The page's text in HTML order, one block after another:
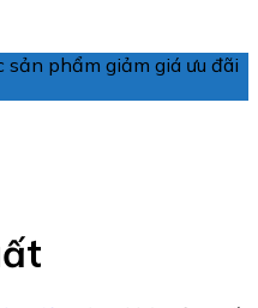
phẩm giảm giá ưu đãi